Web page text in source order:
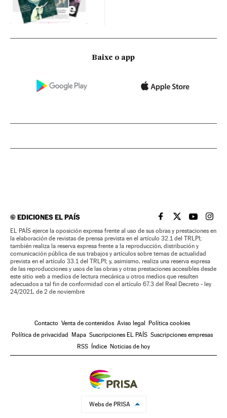
Baixe o app
©EDICIONES EL PAÍS EL PAÍS BRASIL EN
EL PAÍSEL PAÍS
EL
EL PAÍS ejerce la oposición expresa frente al uso de sus obras y prestaciones en
la elaboración de revistas de prensa prevista en el artículo 32.1 del TRLPI;
también realiza la reserva expresa frente a la reproducción, distribución y
comunicación pública de sus trabajos y artículos sobre temas de actualidad
prevista en el artículo 33.1 del TRLPI; y, asimismo, realiza una reserva expresa
de las reproducciones y usos de las obras y otras prestaciones accesibles desde
este sitio web a medios de lectura mecánica u otros medios que resulten
adecuados a tal fin de conformidad con el artículo 67.3 del Real Decreto - ley
24/2021, de 2 de noviembre
Contacto Venta de contenidos Aviso legal Política cookies
Política de privacidad Mapa Suscripciones EL PAÍS Suscripciones empresas
RSS Índice Noticias de hoy
Webs de PRISA